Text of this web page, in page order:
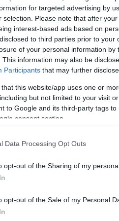
for targeted advertising by
selection. Please note that after
interest-based ads based on
to third parties prior to
of your personal information by
This information may also be
Participants that may further
that this website/app uses one or
but not limited to your visit
to Google and its third-party tags
consent section.
Data Processing Opt Outs
opt-out of the Sharing of my
opt-out of the Sale of my Personal
νόσος τελικά; Μην είναι
του κάθε ένα για
για πρώτη φορά
και παρασύρει κόσμο
αγάπη για τον τόπο
και τεράστια ευθύνη